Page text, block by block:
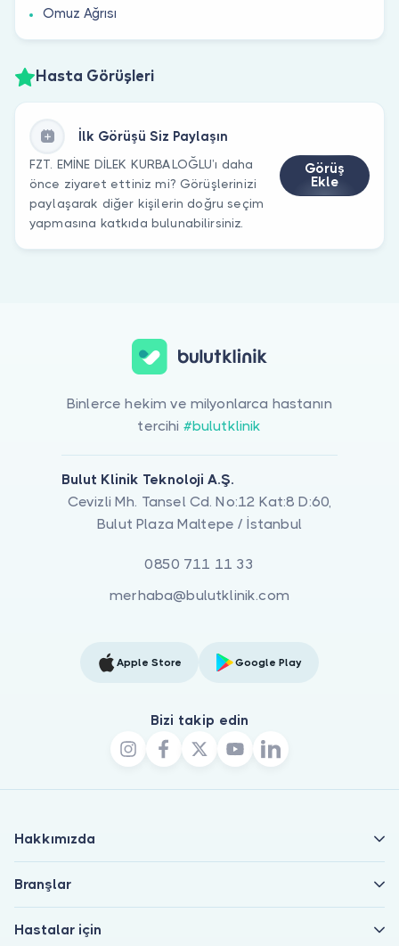
Omuz Ağrısı
Hasta Görüşleri
İlk Görüşü Siz Paylaşın
FZT. EMİNE DİLEK KURBALOĞLU’ı daha
önce ziyaret ettiniz mi? Görüşlerinizi
paylaşarak diğer kişilerin doğru seçim
yapmasına katkıda bulunabilirsiniz.
Görüş
Ekle
Binlerce hekim ve milyonlarca hastanın
tercihi #bulutklinik
Bulut Klinik Teknoloji A.Ş.
Cevizli Mh. Tansel Cd. No:12 Kat:8 D:60,
Bulut Plaza Maltepe / İstanbul
0850 711 11 33
merhaba@bulutklinik.com
Apple Store Google Play
Bizi takip edin
Hakkımızda
Branşlar
Hastalar için